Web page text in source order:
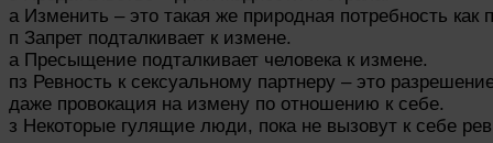
а Изменить – это такая же природная потребность как
п Запрет подталкивает к измене.
а Пресыщение подталкивает человека к измене.
пз Ревность к сексуальному партнеру – это
даже провокация на измену по отношению к себе.
з Некоторые гулящие люди, пока не вызовут к себе